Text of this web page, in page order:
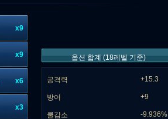
x9
x9
x6
x3
옵션 합계 (18레벨 기준)
공격력 +15.3
방어 +9
쿨감소 -9.936%